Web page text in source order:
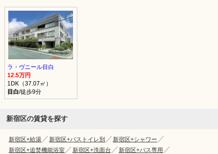
ラ・ヴニール目白
12.5万円
1DK（37.07㎡）
目白/徒歩9分
新宿区の賃貸を探す
新宿区+給湯 新宿区+バストイレ別
新宿区+シャワー
新宿区+追焚機能浴室
新宿区+洗面台
新宿区+バス専用